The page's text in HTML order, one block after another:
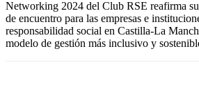
Networking 2024 del Club RSE reafirma
de encuentro para las empresas e
responsabilidad social en Castilla-La
modelo de gestión más inclusivo y